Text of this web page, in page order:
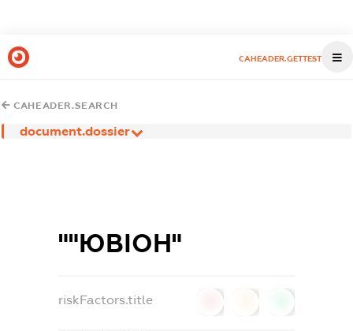
CAHEADER.GETTEST
CAHEADER.SEARCH
document.dossier
""ЮВІОН"
riskFactors.title